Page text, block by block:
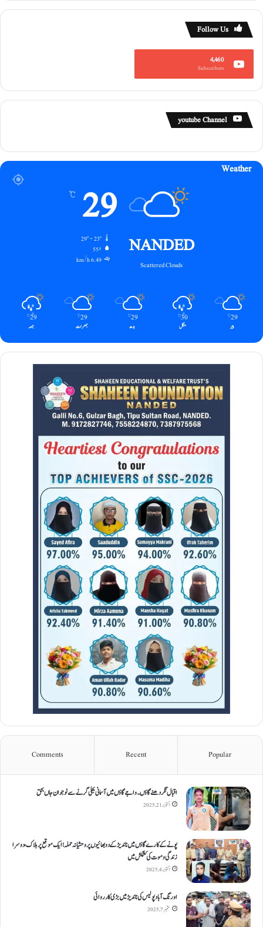
Follow Us
4,460
Subscribers
youtube Channel
Weather
NANDED
Scattered Clouds
29
℃
29º - 23º
55%
6.49 km/h
29
℃
پیر
30
℃
منگل
29
℃
بدھ
29
℃
جمعرات
29
℃
جمعہ
Popular
Recent
Comments
اقبال نگر دھنےگاؤں۔ واجےگاؤں میں آسمانی بجلی گرنے سے نوجوان جاں بحق
اکتوبر 21, 2025
پونے کے کارےگاؤں میں ناندیڑ کے دو بھائیوں پر وحشیانہ حملہ؛ ایک موقع پر ہلاک، دوسرا
زندگی و موت کی کشمکش میں
اکتوبر 4, 2025
اورنگ آباد پولیس کی ناندیڑ میں بڑی کارروائی
ستمبر 7, 2025